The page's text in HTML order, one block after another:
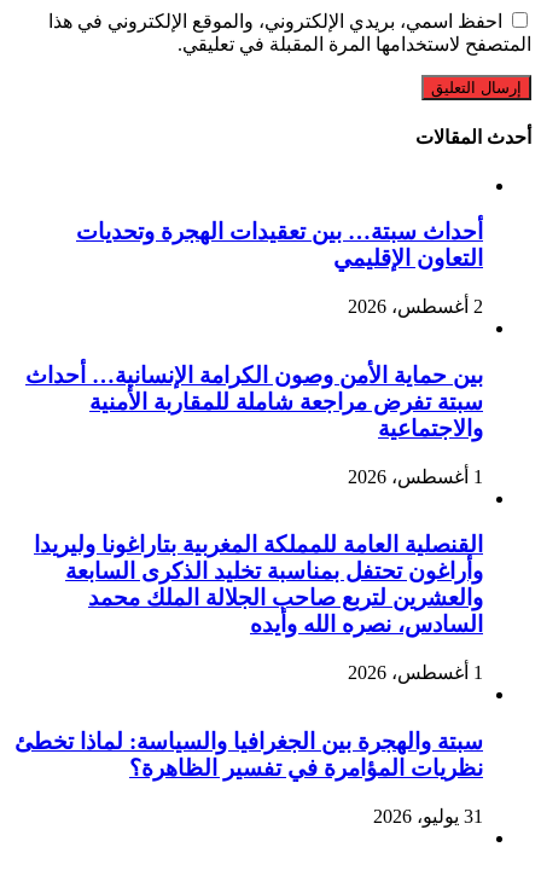
احفظ اسمي، بريدي الإلكتروني، والموقع الإلكتروني في هذا
المتصفح لاستخدامها المرة المقبلة في تعليقي.
أحدث المقالات
أحداث سبتة… بين تعقيدات الهجرة وتحديات
التعاون الإقليمي
2 أغسطس، 2026
بين حماية الأمن وصون الكرامة الإنسانية… أحداث
سبتة تفرض مراجعة شاملة للمقاربة الأمنية
والاجتماعية
1 أغسطس، 2026
القنصلية العامة للمملكة المغربية بتاراغونا وليريدا
وأراغون تحتفل بمناسبة تخليد الذكرى السابعة
والعشرين لتربع صاحب الجلالة الملك محمد
السادس، نصره الله وأيده
1 أغسطس، 2026
سبتة والهجرة بين الجغرافيا والسياسة: لماذا تخطئ
نظريات المؤامرة في تفسير الظاهرة؟
31 يوليو، 2026